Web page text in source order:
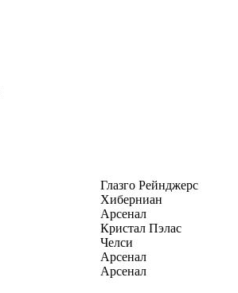
Глазго Рейнджерс
Хиберниан
Арсенал
Кристал Пэлас
Челси
Арсенал
Арсенал